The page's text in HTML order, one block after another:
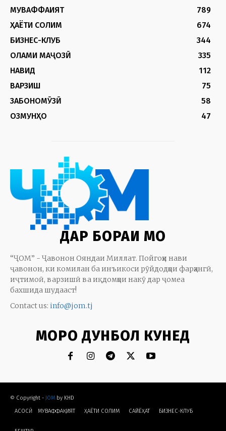
МУВАФФАҚИЯТ
789
ҲАЁТИ СОЛИМ
674
БИЗНЕС-КЛУБ
344
ОЛАМИ МАҶОЗӢ
335
НАВИД
112
ВАРЗИШ
75
ЗАБОНОМӮЗӢ
58
ОЗМУНҲО
47
ДАР БОРАИ МО
“ҶОМ” - Ҷавонон Ояндаи Миллат. Пойгоҳи нави
ҷавонон, ки комилан ба инъикоси рӯйдодҳои фарҳангӣ,
иҷтимоӣ, варзишӣ ва иқдомҳои накӯ дар ҷомеа
бахшида шудааст!
Contact us: info@jom.tj
МОРО ДУНБОЛ КУНЕД
© Copyright - JOM by KHD
АСОСӢ
МУВАФФАҚИЯТ ҲАЁТИ СОЛИМ CАЙЁҲАТ БИЗНЕС-КЛУБ